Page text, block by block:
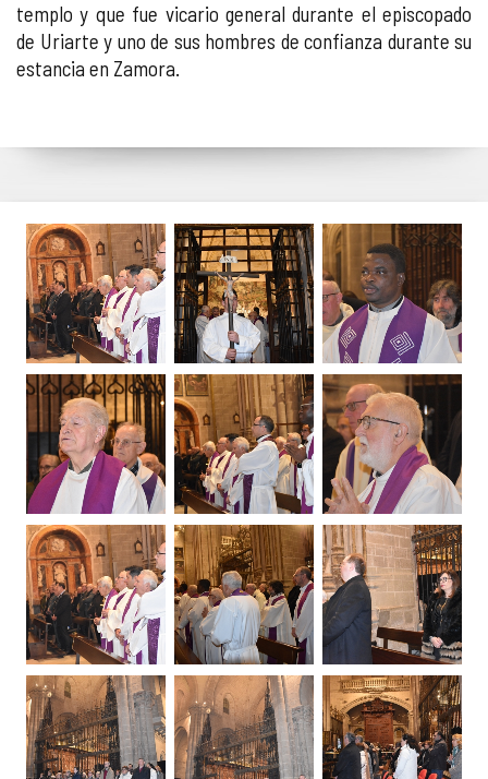
templo y que fue vicario general durante el episcopado
de Uriarte y uno de sus hombres de confianza durante su
estancia en Zamora.